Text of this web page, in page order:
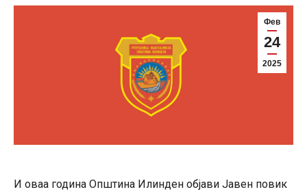
Фев
24
2025
И оваа година Општина Илинден објави Јавен повик